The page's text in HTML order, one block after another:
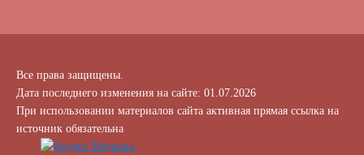
Все права защищены.
Дата последнего изменения на сайте: 01.07.2026
При использовании материалов сайта активная прямая ссылка на
источник обязательна